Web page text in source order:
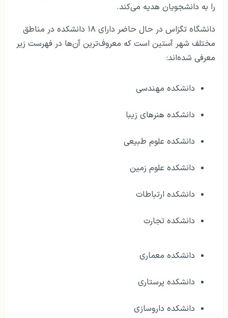
را به دانشجویان هدیه می‌کند.
دانشگاه تگزاس در حال حاضر دارای ۱۸ دانشکده در مناطق
مختلف شهر آستین است که معروف‌ترین آن‌ها در فهرست زیر
معرفی شده‌اند:
دانشکده مهندسی
دانشکده هنرهای زیبا
دانشکده علوم طبیعی
دانشکده علوم زمین
دانشکده ارتباطات
دانشکده تجارت
دانشکده معماری
دانشکده پرستاری
دانشکده داروسازی